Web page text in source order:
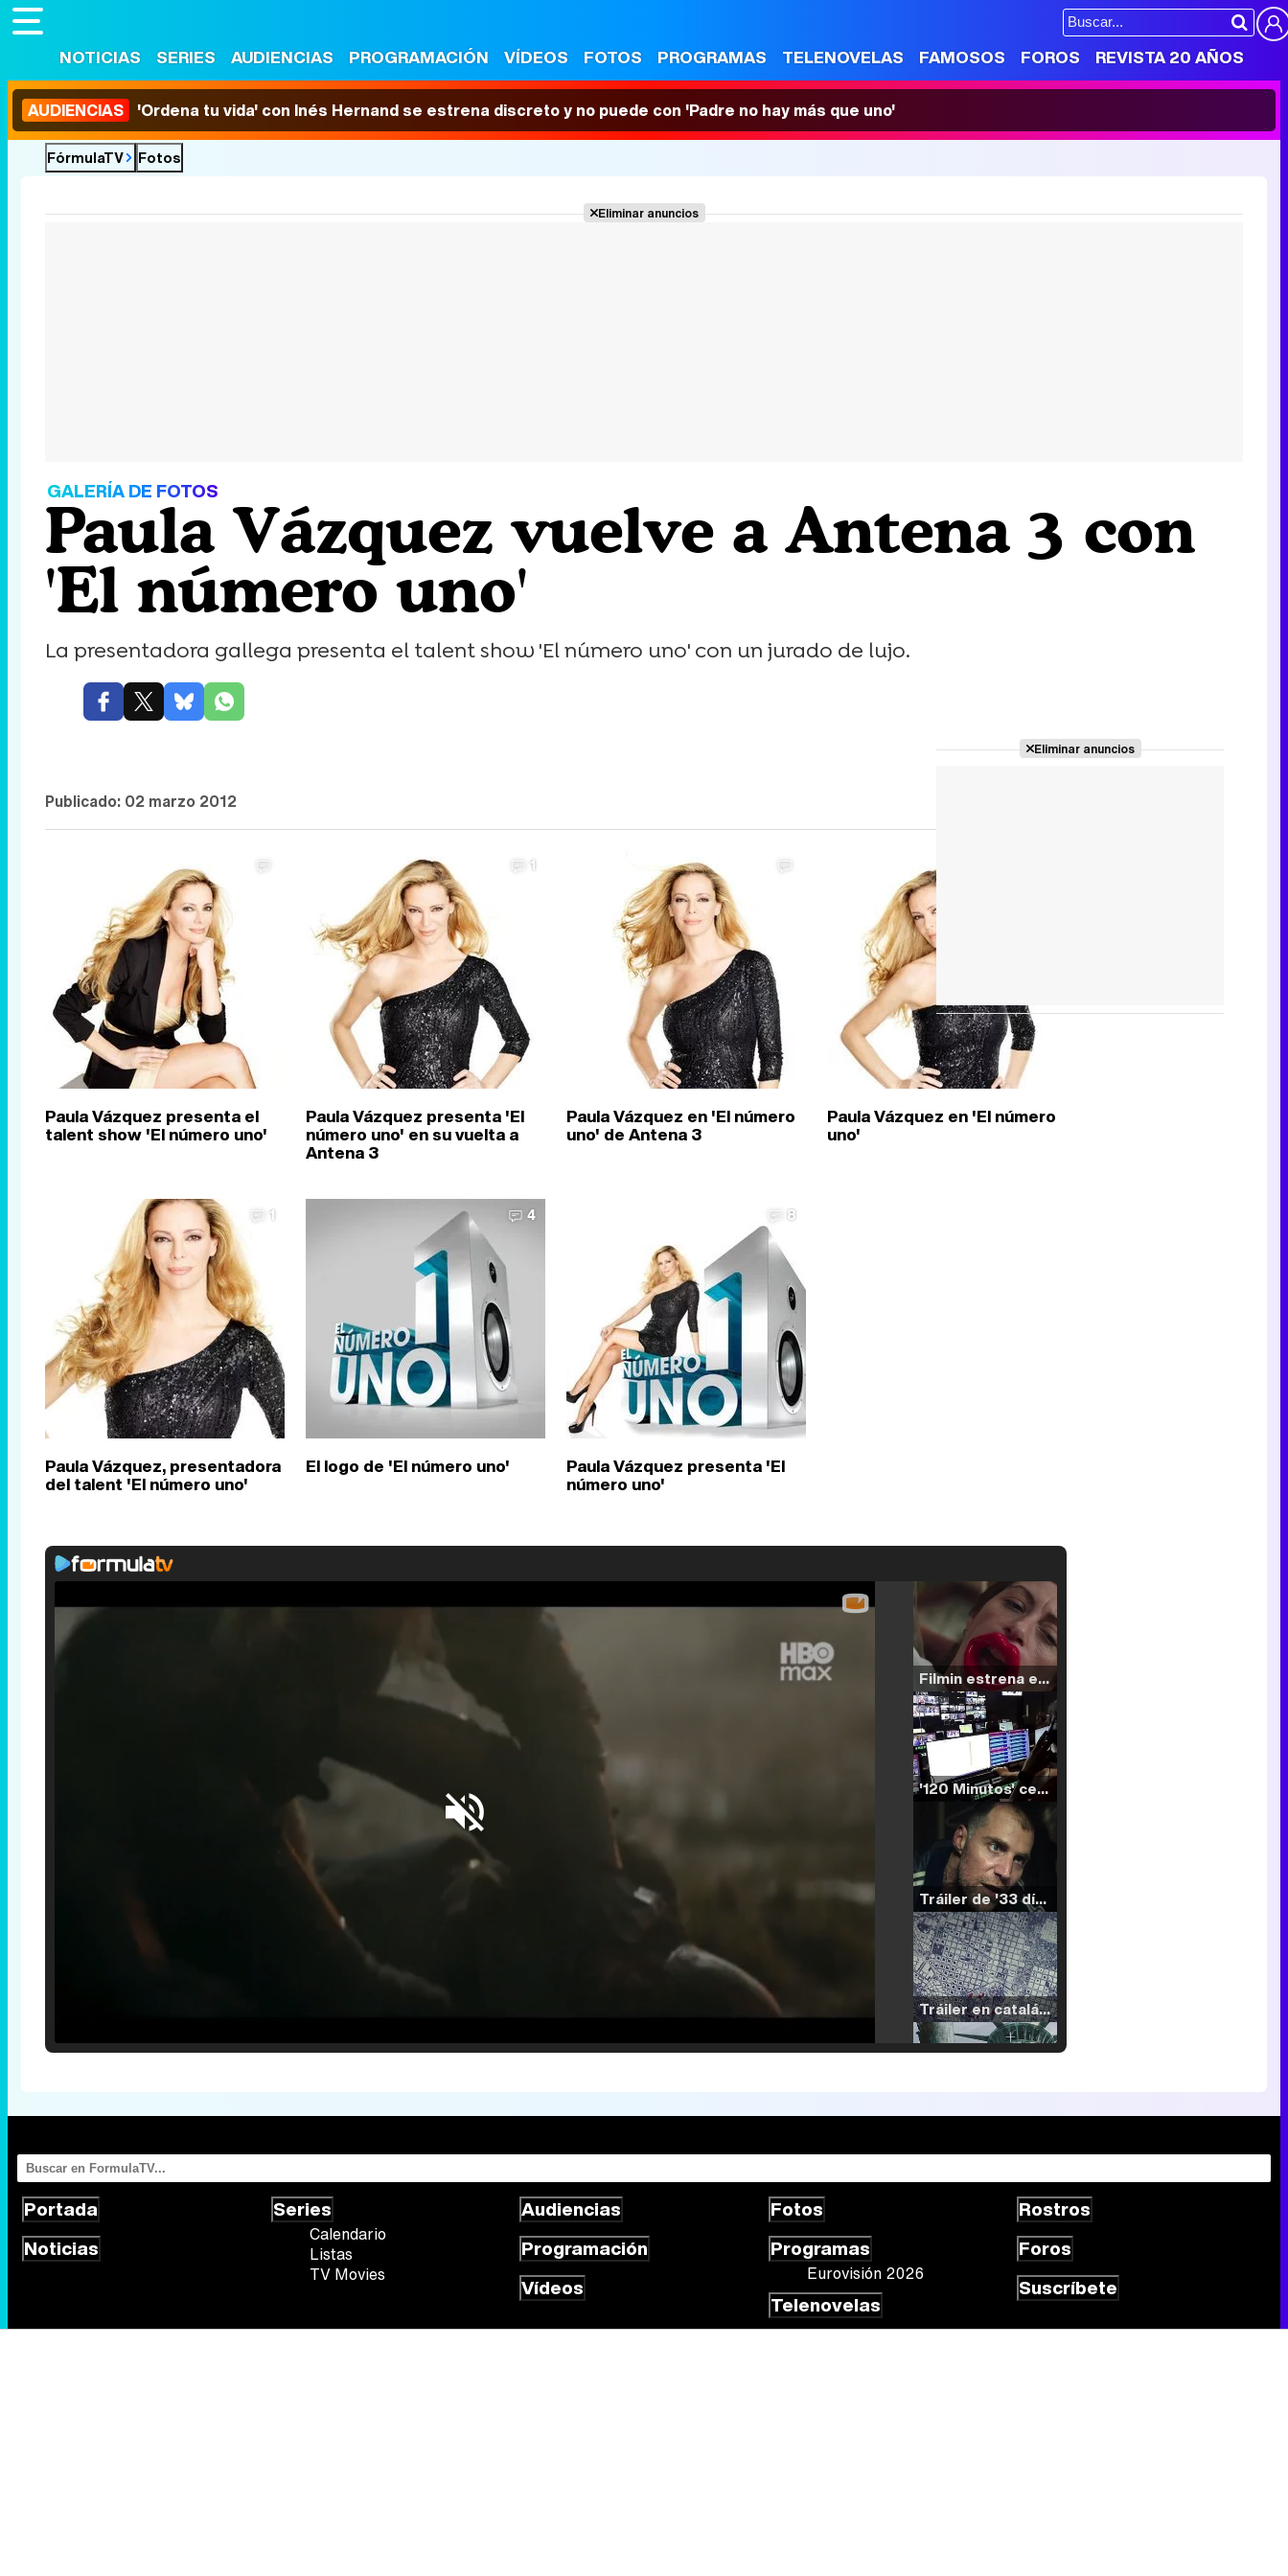
NOTICIAS SERIES AUDIENCIAS PROGRAMACIÓN VÍDEOS FOTOS PROGRAMAS TELENOVELAS FAMOSOS FOROS REVISTA 20 AÑOS
AUDIENCIAS 'Ordena tu vida' con Inés Hernand se estrena discreto y no puede con 'Padre no hay más que uno'
FórmulaTV Fotos
Eliminar anuncios
GALERÍA DE FOTOS
Paula Vázquez vuelve a Antena 3 con
'El número uno'
La presentadora gallega presenta el talent show 'El número uno' con un jurado de lujo.
Publicado: 02 marzo 2012
Paula Vázquez presenta el
talent show 'El número uno'
1
Paula Vázquez presenta 'El
número uno' en su vuelta a
Antena 3
Paula Vázquez en 'El número
uno' de Antena 3
Paula Vázquez en 'El número
uno'
1
Paula Vázquez, presentadora
del talent 'El número uno'
Filmin estrena el tráiler de 'Millennial Mal', su nueva comedia universitaria de la mano de Lorena Iglesias
'120 Minutos' celebra sus 2.000 programas en Telemadrid con un vídeo del día a día en la redacción
Tráiler de '33 días', la nueva serie de Atresplayer con Julián Villagrán y José Manuel Poga
Tráiler en catalán de 'Ravalear', la nueva serie de HBO Max sobre los fondos buitre
Tráiler de la tercera temporada de 'The Walking Dead: Dead City' de AMC+
Canción ganadora de Eurovisión 2026: DARA con "Bangaranga" por Bulgaria
4
El logo de 'El número uno'
8
Paula Vázquez presenta 'El
número uno'
Eliminar anuncios
Portada
Noticias
Series
Calendario
Listas
TV Movies
Audiencias
Programación
Vídeos
Fotos
Programas
Eurovisión 2026
Telenovelas
Rostros
Foros
Suscríbete